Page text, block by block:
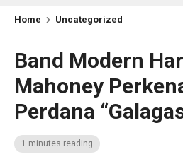
Home Uncategorized
Band Modern
Mahoney
Perdana
1 minutes reading